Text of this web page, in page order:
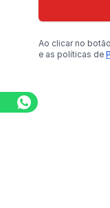
Ao clicar no botão
e as políticas de